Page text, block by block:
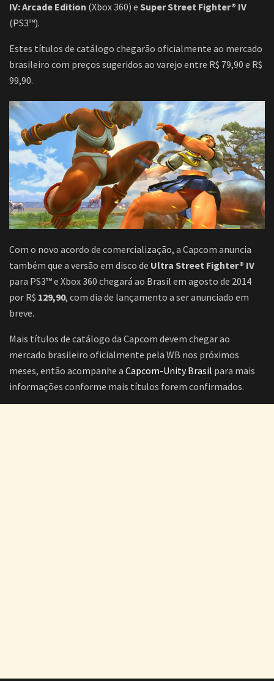
IV: Arcade Edition (Xbox 360) e Super Street Fighter® IV
(PS3™).
Estes títulos de catálogo chegarão oficialmente ao mercado
brasileiro com preços sugeridos ao varejo entre R$ 79,90 e R$
99,90.
Com o novo acordo de comercialização, a Capcom anuncia
também que a versão em disco de Ultra Street Fighter® IV
para PS3™ e Xbox 360 chegará ao Brasil em agosto de 2014
por R$ 129,90, com dia de lançamento a ser anunciado em
breve.
Mais títulos de catálogo da Capcom devem chegar ao
mercado brasileiro oficialmente pela WB nos próximos
meses, então acompanhe a Capcom-Unity Brasil para mais
informações conforme mais títulos forem confirmados.